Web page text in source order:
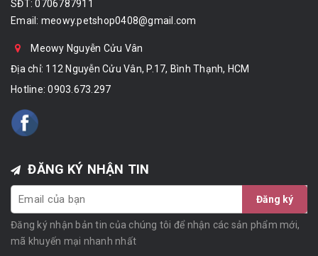
SĐT: 0706787911
Email: meowy.petshop0408@gmail.com
Meowy Nguyễn Cửu Vân
Địa chỉ: 112 Nguyễn Cửu Vân, P.17, Bình Thạnh, HCM
Hotline:0903.673.297
ĐĂNG KÝ NHẬN TIN
Đăng ký
Đăng ký nhận bản tin của chúng tôi để nhận các sản phẩm mới,
mã khuyến mại nhanh nhất